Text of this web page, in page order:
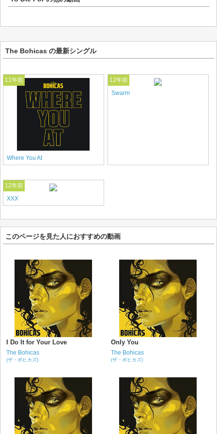
The Bohicas の最新シングル
11年前
Where You At
12年前
Swarm
12年前
XXX
このページを見た人におすすめの動画
I Do It for Your Love
The Bohicas
(ザ・ボヒカズ)
Only You
The Bohicas
(ザ・ボヒカズ)